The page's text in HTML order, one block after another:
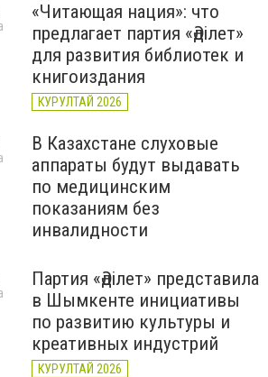
«Читающая нация»: что
предлагает партия «Әділет»
для развития библиотек и
книгоиздания
КУРУЛТАЙ 2026
В Казахстане слуховые
аппараты будут выдавать
по медицинским
показаниям без
инвалидности
Партия «Әділет» представила
в Шымкенте инициативы
по развитию культуры и
креативных индустрий
КУРУЛТАЙ 2026